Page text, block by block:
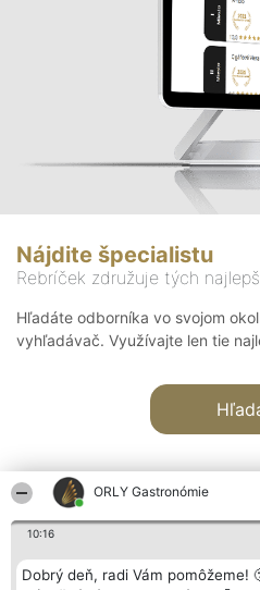
ORLY Gastronómie
10:16
Dobrý deň, radi Vám pomôžeme!
Nájdite špecialistu
Rebríček združuje tých
Hľadáte odborníka vo svojom
vyhľadávač. Využívajte len tie
Organizátor hodnotenia
Bright Side Solutions sp. z o. Laureáti